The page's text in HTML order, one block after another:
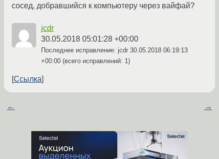
сосед, добравшийся к компьютеру через вайфай?
jcdr
30.05.2018 05:01:28 +00:00
Последнее исправление: jcdr 30.05.2018 06:19:13
+00:00 (всего исправлений: 1)
Ссылка
← →